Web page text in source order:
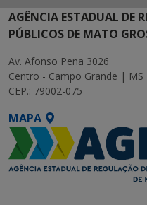
AGÊNCIA ESTADUAL DE
PÚBLICOS DE MATO
Av. Afonso Pena 3026
Centro - Campo Grande | MS
CEP.: 79002-075
MAPA